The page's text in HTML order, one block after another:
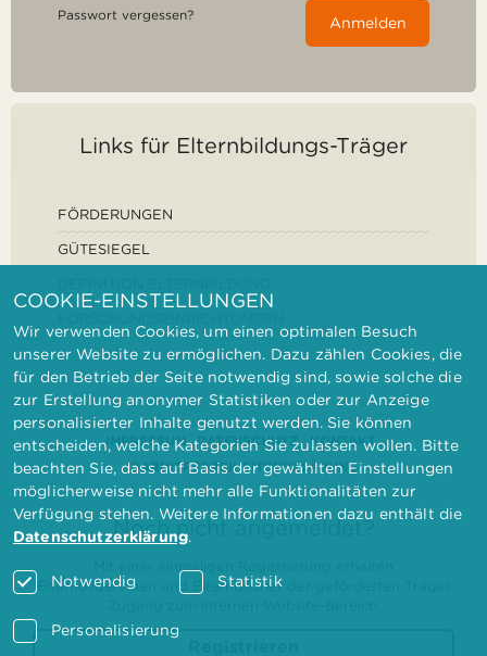
Passwort vergessen? Anmelden
Links für Elternbildungs-Träger
FÖRDERUNGEN
GÜTESIEGEL
IMPRESSUM DATENSCHUTZ
KONTAKT
BARRIEREFREIHEITSERKLÄRUNG
Noch nicht angemeldet?
Mit einer einmaligen Registrierung erhalten
Elternbilderinnen und Elternbildner der geförderten Träger
COOKIE-EINSTELLUNGEN
Wir verwenden Cookies, um einen optimalen Besuch
unserer Website zu ermöglichen. Dazu zählen Cookies, die
für den Betrieb der Seite notwendig sind, sowie solche die
zur Erstellung anonymer Statistiken oder zur Anzeige
personalisierter Inhalte genutzt werden. Sie können
entscheiden, welche Kategorien Sie zulassen wollen. Bitte
beachten Sie, dass auf Basis der gewählten Einstellungen
möglicherweise nicht mehr alle Funktionalitäten zur
Verfügung stehen. Weitere Informationen dazu enthält die
Datenschutzerklärung.
Notwendig Statistik
Personalisierung